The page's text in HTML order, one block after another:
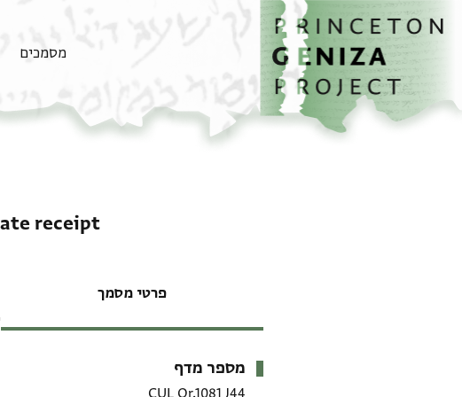
דילוג לתוכן
דף הבית
מסמכים
receipt
פרטי מסמך
מטא-דאטא
מספר מדף